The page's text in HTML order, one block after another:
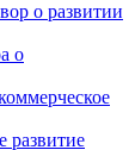
о развитии
о
развитие